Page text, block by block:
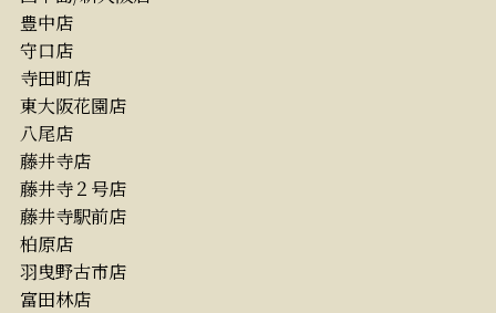
豊中店
守口店
寺田町店
東大阪花園店
八尾店
藤井寺店
藤井寺２号店
藤井寺駅前店
柏原店
羽曳野古市店
富田林店